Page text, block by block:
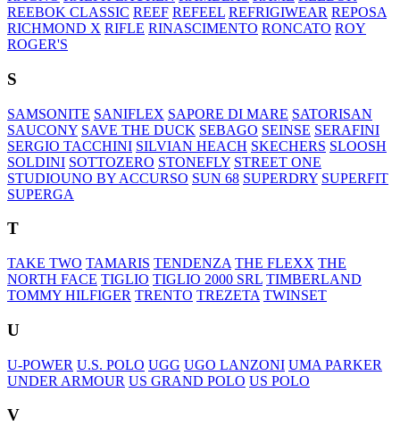
REEBOK CLASSIC REEF REFEEL REFRIGIWEAR REPOSA
RICHMOND X RIFLE RINASCIMENTO RONCATO ROY
ROGER'S
S
SAMSONITE SANIFLEX SAPORE DI MARE SATORISAN
SAUCONY SAVE THE DUCK SEBAGO SEINSE SERAFINI
SERGIO TACCHINI SILVIAN HEACH SKECHERS SLOOSH
SOLDINI SOTTOZERO STONEFLY STREET ONE
STUDIOUNO BY ACCURSO SUN 68 SUPERDRY SUPERFIT
SUPERGA
T
TAKE TWO TAMARIS TENDENZA THE FLEXX THE
NORTH FACE TIGLIO TIGLIO 2000 SRL TIMBERLAND
TOMMY HILFIGER TRENTO TREZETA TWINSET
U
U-POWER U.S. POLO UGG UGO LANZONI UMA PARKER
UNDER ARMOUR US GRAND POLO US POLO
V